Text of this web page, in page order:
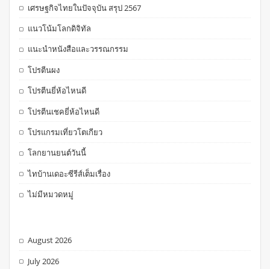
เศรษฐกิจไทยในปัจจุบัน สรุป 2567
แนวโน้มโลกดิจิทัล
แนะนำหนังสือและวรรณกรรม
โปรตีนผง
โปรตีนยี่ห้อไหนดี
โปรตีนเชคยี่ห้อไหนดี
โปรแกรมเที่ยวโตเกียว
โลกยานยนต์วันนี้
ไทบ้านเดอะซีรีส์เต็มเรื่อง
ไม่มีหมวดหมู่
August 2026
July 2026